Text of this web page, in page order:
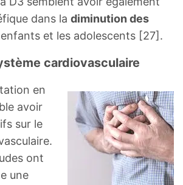
dans la diminution des
et les adolescents [27].
cardiovasculaire
en
avoir
sur le
ont
une